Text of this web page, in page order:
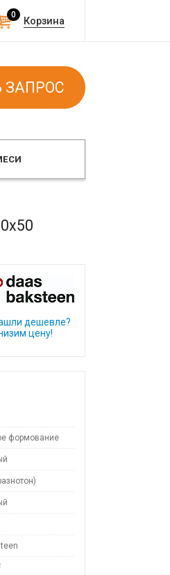
Корзина
0
ЗАПРОС
дешевле?
цену!
формование